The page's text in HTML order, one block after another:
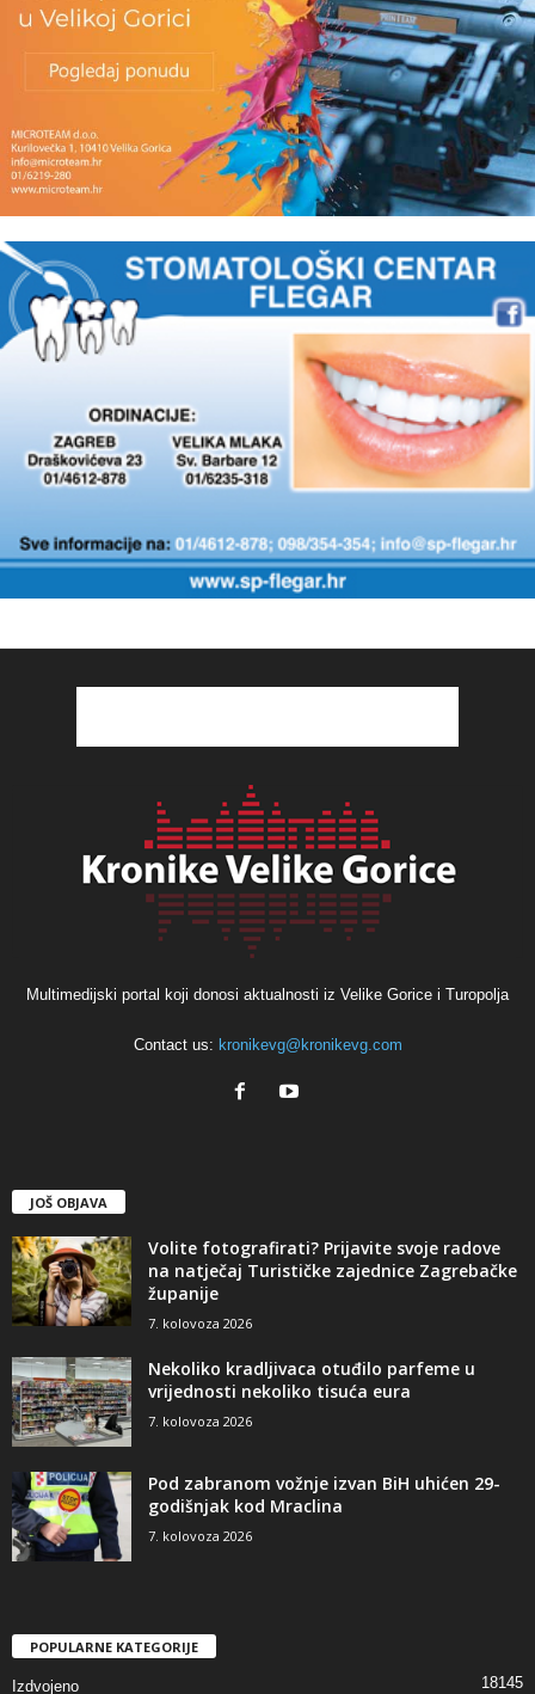
Multimedijski portal koji donosi aktualnosti iz Velike Gorice i Turopolja
Contact us: kronikevg@kronikevg.com
JOŠ OBJAVA
Volite fotografirati? Prijavite svoje radove
na natječaj Turističke zajednice Zagrebačke
županije
7. kolovoza 2026
Nekoliko kradljivaca otuđilo parfeme u
vrijednosti nekoliko tisuća eura
7. kolovoza 2026
Pod zabranom vožnje izvan BiH uhićen 29-
godišnjak kod Mraclina
7. kolovoza 2026
POPULARNE KATEGORIJE
Izdvojeno 18145